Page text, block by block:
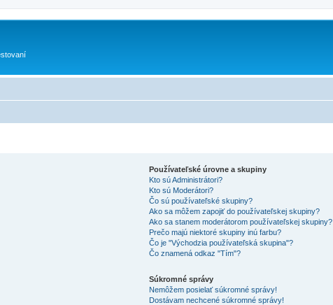
Používateľské úrovne a skupiny
Kto sú Administrátori?
Kto sú Moderátori?
Čo sú používateľské skupiny?
Ako sa môžem zapojiť do používateľskej skupiny?
Ako sa stanem moderátorom používateľskej skupiny?
Prečo majú niektoré skupiny inú farbu?
Čo je "Východzia používateľská skupina"?
Čo znamená odkaz "Tím"?
Súkromné správy
Nemôžem posielať súkromné správy!
Dostávam nechcené súkromné správy!